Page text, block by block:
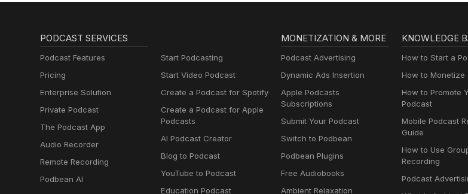
PODCAST SERVICES
Podcast Features
Pricing
Enterprise Solution
Private Podcast
The Podcast App
Audio Recorder
Remote Recording
Podbean AI
Start Podcasting
Start Video Podcast
Create a Podcast for Spotify
Create a Podcast for Apple
Podcasts
AI Podcast Creator
Blog to Podcast
YouTube to Podcast
Education Podcast
MONETIZATION & MORE
Podcast Advertising
Dynamic Ads Insertion
Apple Podcasts
Subscriptions
Submit Your Podcast
Switch to Podbean
Podbean Plugins
Free Audiobooks
Ambient Relaxation
KNOWLEDGE
How to Start a
How to Monetize
How to Promote
Podcast
Mobile Podcast
Guide
How to Use
Recording
Podcast